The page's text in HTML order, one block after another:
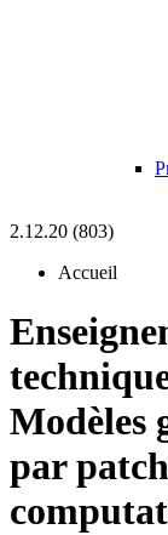
2.12.20 (803)
Accueil
Modèles
par